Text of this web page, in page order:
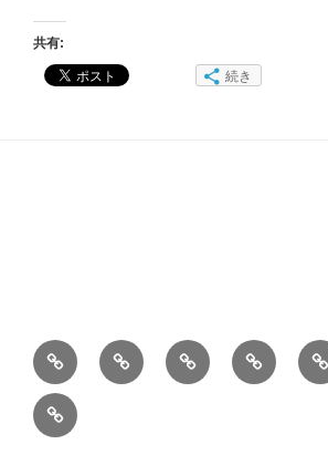
共有:
続き
ホ
ー
ム
自
己
こ
の
Privacy
policy
旅
行